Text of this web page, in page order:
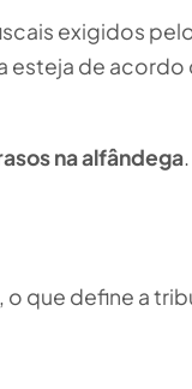
exigidos
de acordo
na alfândega.
que define a